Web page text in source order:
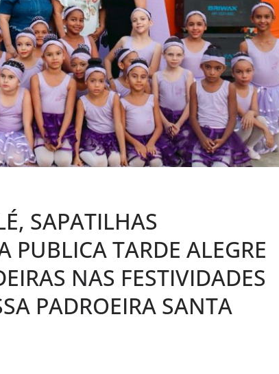
SAPATILHAS
PUBLICA TARDE ALEGRE
NAS FESTIVIDADES
PADROEIRA SANTA